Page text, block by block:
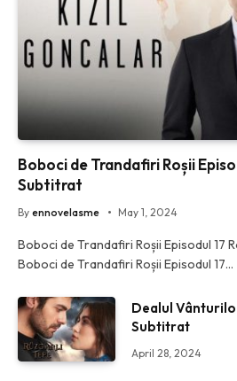
Boboci de Trandafiri Roșii
Subtitrat
By ennovelasme May 1, 2024
Boboci de Trandafiri Roșii Episodul 17
Boboci de Trandafiri Roșii Episodul 17…
Dealul
Subtitrat
April 28, 2024